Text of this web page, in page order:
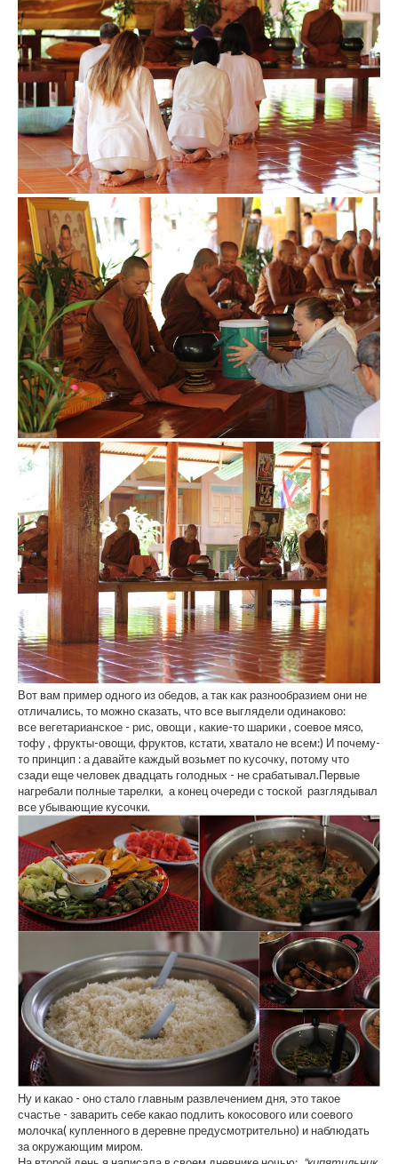
Вот вам пример одного из обедов, а так как разнообразием они не
отличались, то можно сказать, что все выглядели одинаково:
все вегетарианское - рис, овощи , какие-то шарики , соевое мясо,
тофу , фрукты-овощи, фруктов, кстати, хватало не всем:) И почему-
то принцип : а давайте каждый возьмет по кусочку, потому что
сзади еще человек двадцать голодных - не срабатывал.Первые
нагребали полные тарелки, а конец очереди с тоской разглядывал
все убывающие кусочки.
Ну и какао - оно стало главным развлечением дня, это такое
счастье - заварить себе какао подлить кокосового или соевого
молочка( купленного в деревне предусмотрительно) и наблюдать
за окружающим миром.